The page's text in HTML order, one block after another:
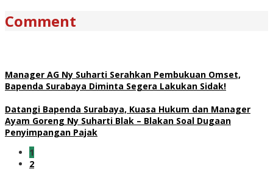
Comment
Manager AG Ny Suharti Serahkan Pembukuan Omset,
Bapenda Surabaya Diminta Segera Lakukan Sidak!
Datangi Bapenda Surabaya, Kuasa Hukum dan Manager
Ayam Goreng Ny Suharti Blak – Blakan Soal Dugaan
Penyimpangan Pajak
1
2